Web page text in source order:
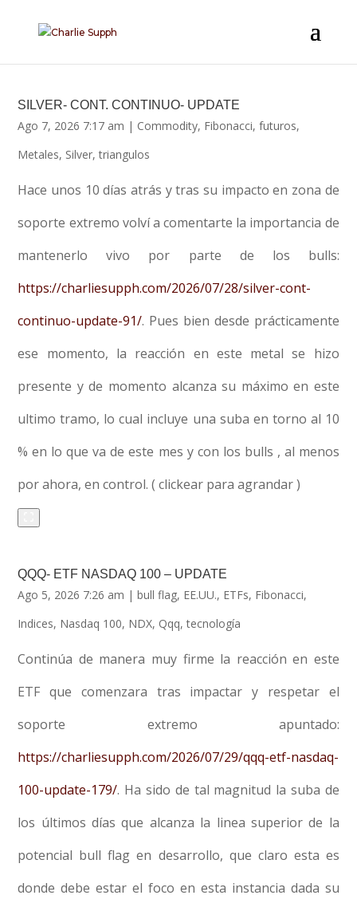
SILVER- CONT. CONTINUO- UPDATE
Ago 7, 2026 7:17 am | Commodity, Fibonacci,futuros,
Metales, Silver,triangulos
Hace unos 10 días atrás y tras su impacto en zona de
soporte extremo volví a comentarte la importancia de
mantenerlo vivo por parte de los bulls:
https://charliesupph.com/2026/07/28/silver-cont-
continuo-update-91/. Pues bien desde prácticamente
ese momento, la reacción en este metal se hizo
presente y de momento alcanza su máximo en este
ultimo tramo, lo cual incluye una suba en torno al 10
% en lo que va de este mes y con los bulls , al menos
por ahora, en control. ( clickear para agrandar )
QQQ- ETF NASDAQ 100 – UPDATE
Ago 5, 2026 7:26 am |bull flag, EE.UU., ETFs, Fibonacci,
Indices, Nasdaq 100, NDX, Qqq,tecnología
Continúa de manera muy firme la reacción en este
ETF que comenzara tras impactar y respetar el
soporte extremo apuntado:
https://charliesupph.com/2026/07/29/qqq-etf-nasdaq-
100-update-179/. Ha sido de tal magnitud la suba de
los últimos días que alcanza la linea superior de la
potencial bull flag en desarrollo, que claro esta es
donde debe estar el foco en esta instancia dada su